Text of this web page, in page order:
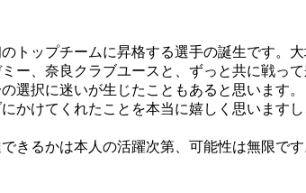
トップチームに昇格する選手の誕生です。
ー、奈良クラブユースと、ずっと共に戦っ
選択に迷いが生じたこともあると思います。
かけてくれたことを本当に嬉しく思います
きるかは本人の活躍次第、可能性は無限です